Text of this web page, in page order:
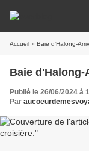
Accueil » Baie d'Halong-
Baie
Publié le 26/06/2024 à
Par